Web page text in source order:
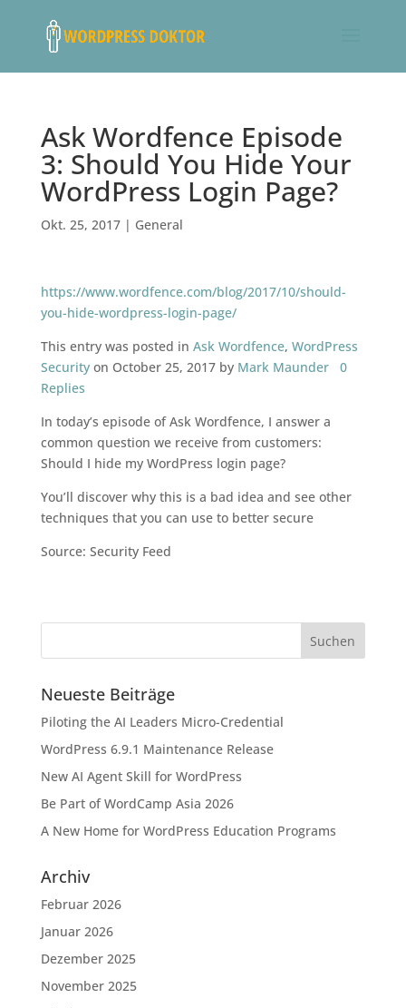
Ask Wordfence Episode
3: Should You Hide Your
WordPress Login Page?
Okt. 25, 2017| General
https://www.wordfence.com/blog/2017/10/should-
you-hide-wordpress-login-page/
This entry was posted in Ask Wordfence, WordPress
Securityon October 25, 2017 by Mark Maunder
0
Replies
In today’s episode of Ask Wordfence, I answer a
common question we receive from customers:
Should I hide my WordPress login page?
You’ll discover why this is a bad idea and see other
techniques that you can use to better secure
Source: Security Feed
Neueste Beiträge
Piloting the AI Leaders Micro-Credential
WordPress 6.9.1 Maintenance Release
New AI Agent Skill for WordPress
Be Part of WordCamp Asia 2026
A New Home for WordPress Education Programs
Archiv
Februar 2026
Januar 2026
Dezember 2025
November 2025